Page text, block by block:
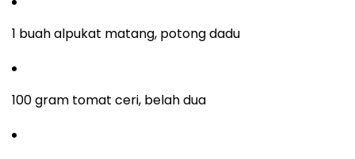
1 buah alpukat matang, potong dadu
100 gram tomat ceri, belah dua